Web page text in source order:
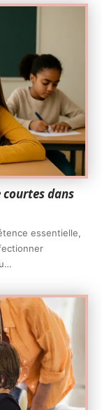
courtes dans
essentielle,
…